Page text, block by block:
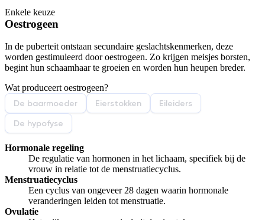
De uitleg gaat te langzaam
Afspelen werkte niet
Enkele keuze
Oestrogeen
In de puberteit ontstaan secundaire geslachtskenmerken, deze
worden gestimuleerd door oestrogeen. Zo krijgen meisjes borsten,
begint hun schaamhaar te groeien en worden hun heupen breder.
Wat produceert oestrogeen?
De baarmoeder
Eierstokken
Eileiders
De hypofyse
Hormonale regeling
De regulatie van hormonen in het lichaam, specifiek bij de
vrouw in relatie tot de menstruatiecyclus.
Menstruatiecyclus
Een cyclus van ongeveer 28 dagen waarin hormonale
veranderingen leiden tot menstruatie.
Ovulatie